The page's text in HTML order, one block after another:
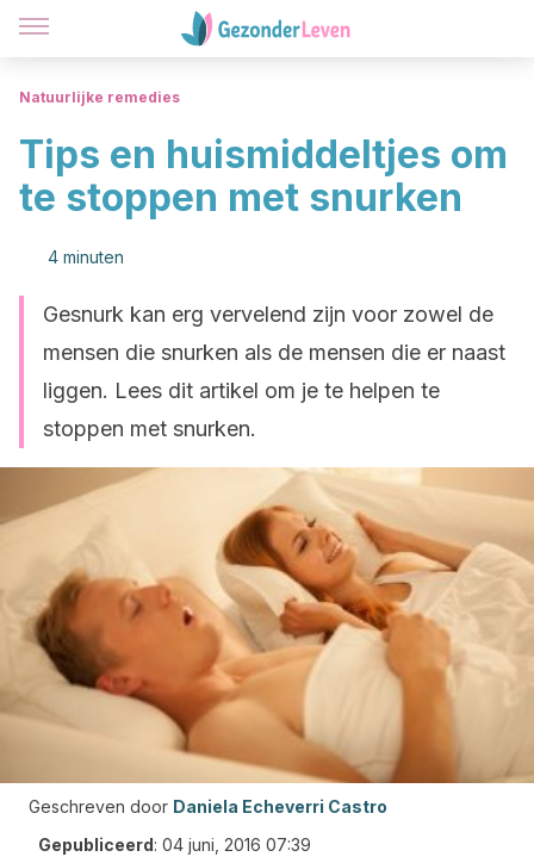
Natuurlijke remedies
Tips en huismiddeltjes om
te stoppen met snurken
4 minuten
Gesnurk kan erg vervelend zijn voor zowel de
mensen die snurken als de mensen die er naast
liggen. Lees dit artikel om je te helpen te
stoppen met snurken.
Geschreven door Daniela Echeverri Castro
Gepubliceerd: 04 juni, 2016 07:39